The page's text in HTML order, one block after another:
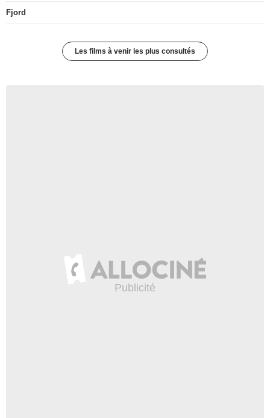
Fjord
Les films à venir les plus consultés